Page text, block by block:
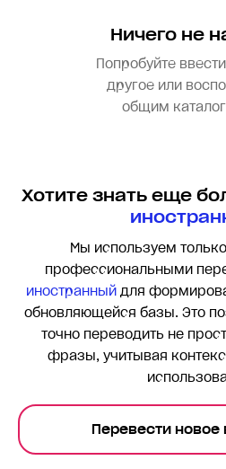
Ничего не
Попробуйте
другое или
общим
Хотите знать еще
Мы используем
профессиональными
иностранныйдля
обновляющейся базы. Это
точно переводить не
фразы, учитывая
Перевести